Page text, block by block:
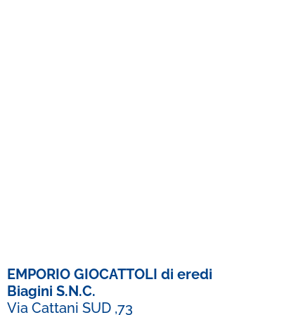
EMPORIO GIOCATTOLI di eredi
Biagini S.N.C.
Via Cattani SUD ,73